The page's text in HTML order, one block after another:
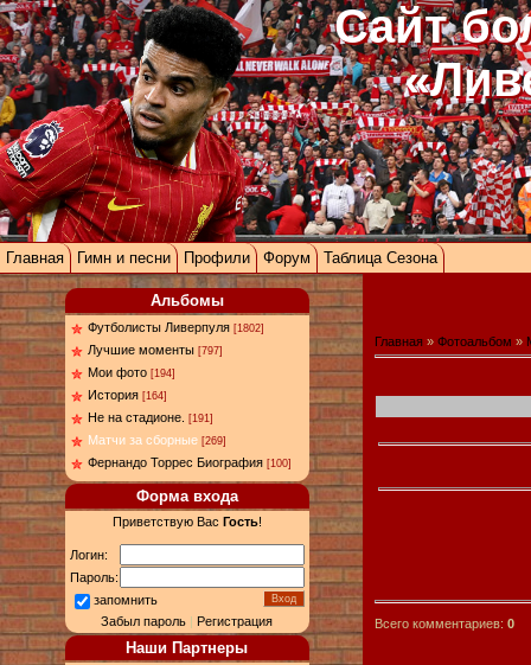
Сайт
Главная Гимн и песни Профили Форум Таблица Сезона
Альбомы
Футболисты Ливерпуля [1802]
Лучшие моменты [797]
Мои фото [194]
История [164]
Не на стадионе. [191]
Матчи за сборные [269]
Фернандо Торрес Биография [100]
Форма входа
Приветствую Вас Гость!
Логин:
Пароль:
запомнить
Забыл пароль |Регистрация
Наши Партнеры
Главная » Фотоальбом »
Всего комментариев: 0